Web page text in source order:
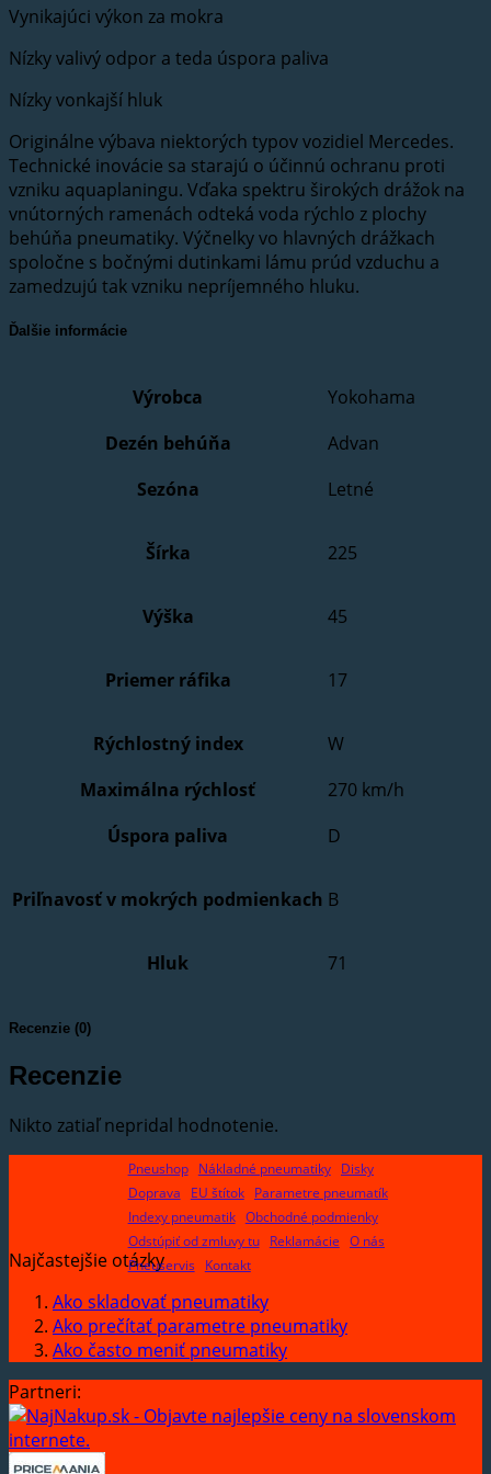
Vynikajúci výkon za mokra
Nízky valivý odpor a teda úspora paliva
Nízky vonkajší hluk
Originálne výbava niektorých typov vozidiel Mercedes.
Technické inovácie sa starajú o účinnú ochranu proti
vzniku aquaplaningu. Vďaka spektru širokých drážok na
vnútorných ramenách odteká voda rýchlo z plochy
behúňa pneumatiky. Výčnelky vo hlavných drážkach
spoločne s bočnými dutinkami lámu prúd vzduchu a
zamedzujú tak vzniku nepríjemného hluku.
Ďalšie informácie
Výrobca
Yokohama
Dezén behúňa
Advan
Sezóna
Letné
Šírka 225
Výška 45
Priemer ráfika 17
Rýchlostný index
W
Maximálna rýchlosť
270 km/h
Úspora paliva
D
Priľnavosť v mokrých podmienkach B
Hluk 71
Recenzie (0)
Recenzie
Nikto zatiaľ nepridal hodnotenie.
Pneushop Nákladné pneumatiky
Disky
Doprava
EU štítok
Parametre pneumatík
Indexy pneumatik Obchodné podmienky
Odstúpiť od zmluvy tu
Reklamácie O nás
Pneuservis
Kontakt
Najčastejšie otázky
Ako skladovať pneumatiky
Ako prečítať parametre pneumatiky
Ako často meniť pneumatiky
Partneri: